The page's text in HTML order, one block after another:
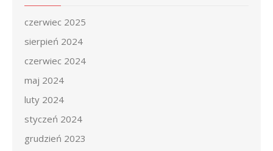
czerwiec 2025
sierpień 2024
czerwiec 2024
maj 2024
luty 2024
styczeń 2024
grudzień 2023